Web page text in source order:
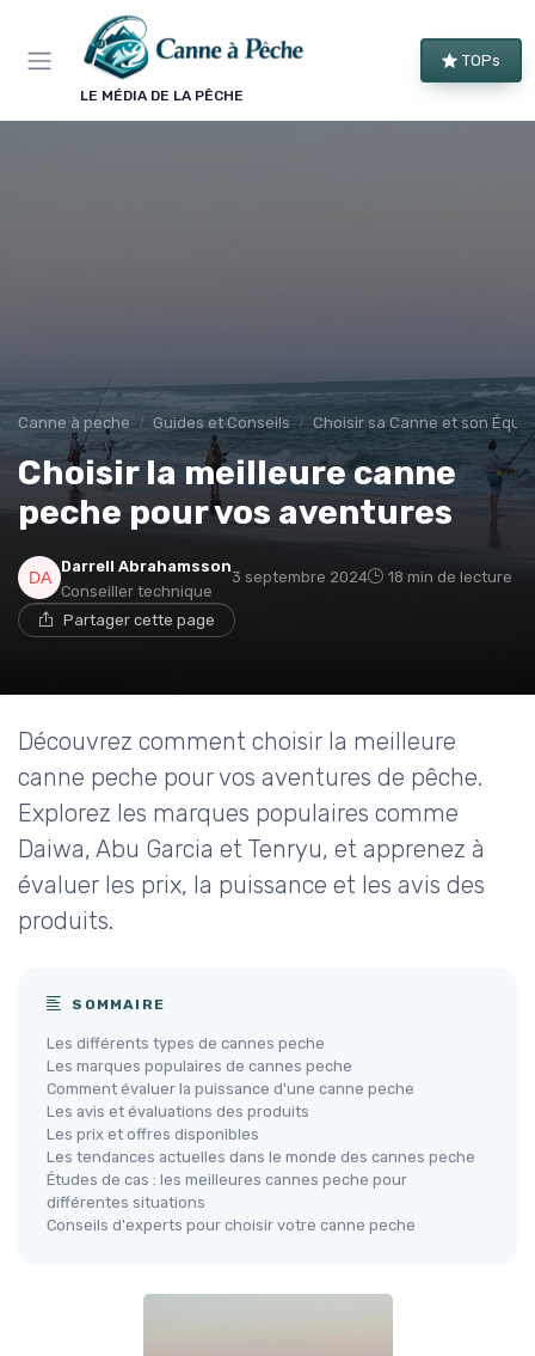
LE MÉDIA DE LA PÊCHE
TOPs
Canne à peche Guides et Conseils Choisir sa Canne et son
Choisir la meilleure canne
peche pour vos aventures
Darrell Abrahamsson
Conseiller technique
3 septembre 2024 18 min de lecture
Partager cette page
Découvrez comment choisir la meilleure
canne peche pour vos aventures de pêche.
Explorez les marques populaires comme
Daiwa, Abu Garcia et Tenryu, et apprenez à
évaluer les prix, la puissance et les avis des
produits.
SOMMAIRE
Les différents types de cannes peche
Les marques populaires de cannes peche
Comment évaluer la puissance d'une canne peche
Les avis et évaluations des produits
Les prix et offres disponibles
Les tendances actuelles dans le monde des cannes peche
Études de cas : les meilleures cannes peche pour
différentes situations
Conseils d'experts pour choisir votre canne peche
Panneau de gestion des cookies